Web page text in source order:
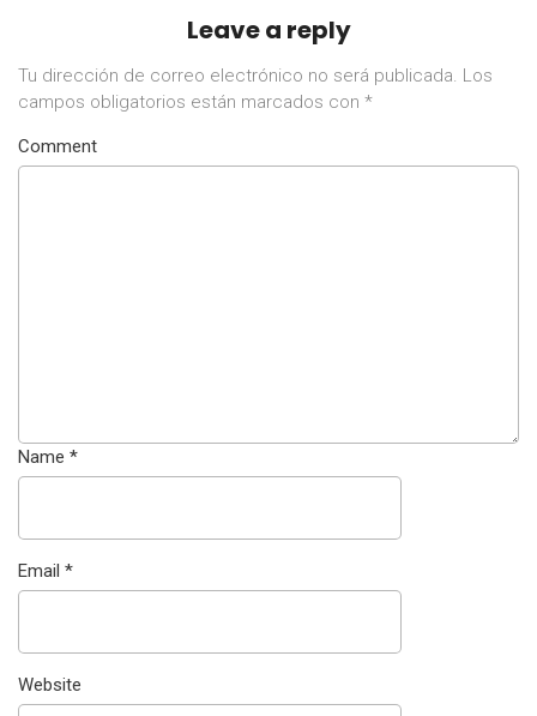
Leave a reply
Tu dirección de correo electrónico no será publicada. Los
campos obligatorios están marcados con *
Comment
Name *
Email *
Website